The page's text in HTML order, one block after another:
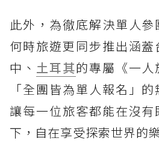
此外，為徹底解決單人參
何時旅遊更同步推出涵蓋
中、 土耳其的專屬《一
「全團皆為單人報名」
讓每一位旅客都能在沒
下，自在享受探索世界的